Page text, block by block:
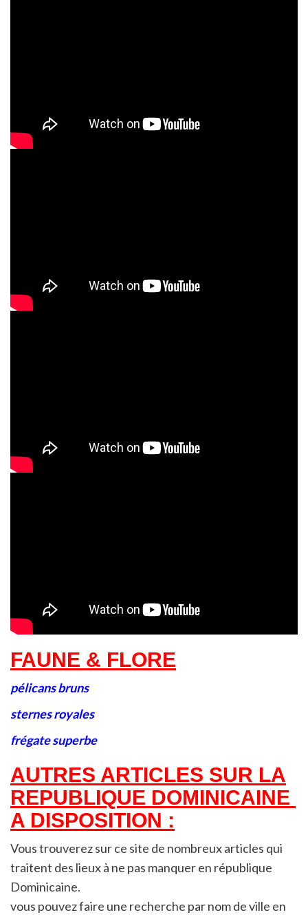
FAUNE & FLORE
pélicans bruns
sternes royales
frégate superbe
AUTRES ARTICLES SUR LA
REPUBLIQUE DOMINICAINE
A DISPOSITION :
Vous trouverez sur ce site de nombreux articles qui
traitent des lieux à ne pas manquer en république
Dominicaine.
vous pouvez faire une recherche par nom de ville en